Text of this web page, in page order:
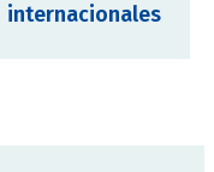
internacionales